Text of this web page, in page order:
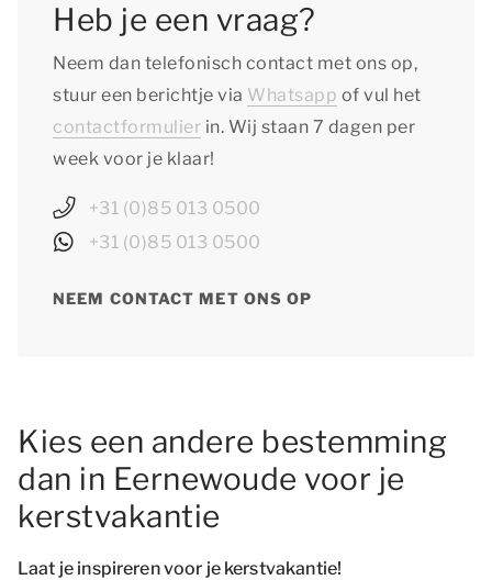
Heb je een vraag?
Neem dan telefonisch contact met ons op,
stuur een berichtje via Whatsapp of vul het
contactformulier in. Wij staan 7 dagen per
week voor je klaar!
+31 (0)85 013 0500
+31 (0)85 013 0500
NEEM CONTACT MET ONS OP
Kies een andere bestemming
dan in Eernewoude voor je
kerstvakantie
Laat je inspireren voor je kerstvakantie!